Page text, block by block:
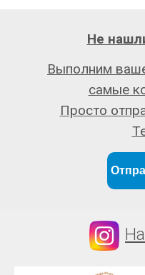
Выполним
самые
Просто
Не